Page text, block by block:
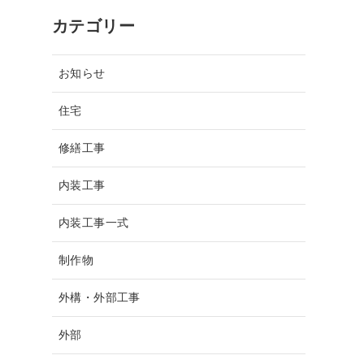
カテゴリー
お知らせ
住宅
修繕工事
内装工事
内装工事一式
制作物
外構・外部工事
外部